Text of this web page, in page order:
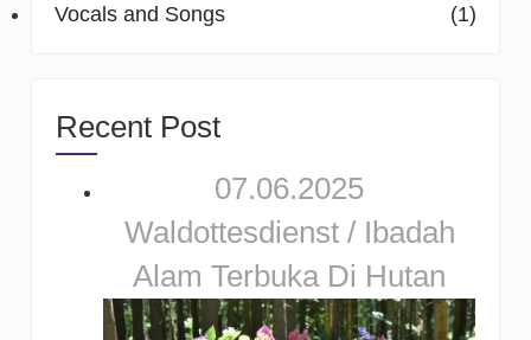
Vocals and Songs
(1)
Recent Post
07.06.2025
Waldottesdienst / Ibadah
Alam Terbuka Di Hutan